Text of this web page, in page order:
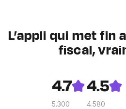
L’appli qui met fin
fiscal,
4.7
5.300
4.5
4.580